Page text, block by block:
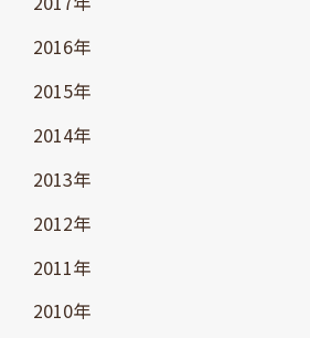
2016年
2015年
2014年
2013年
2012年
2011年
2010年